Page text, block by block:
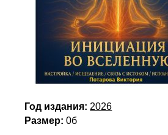
Год издания: 2026
Размер: 0б